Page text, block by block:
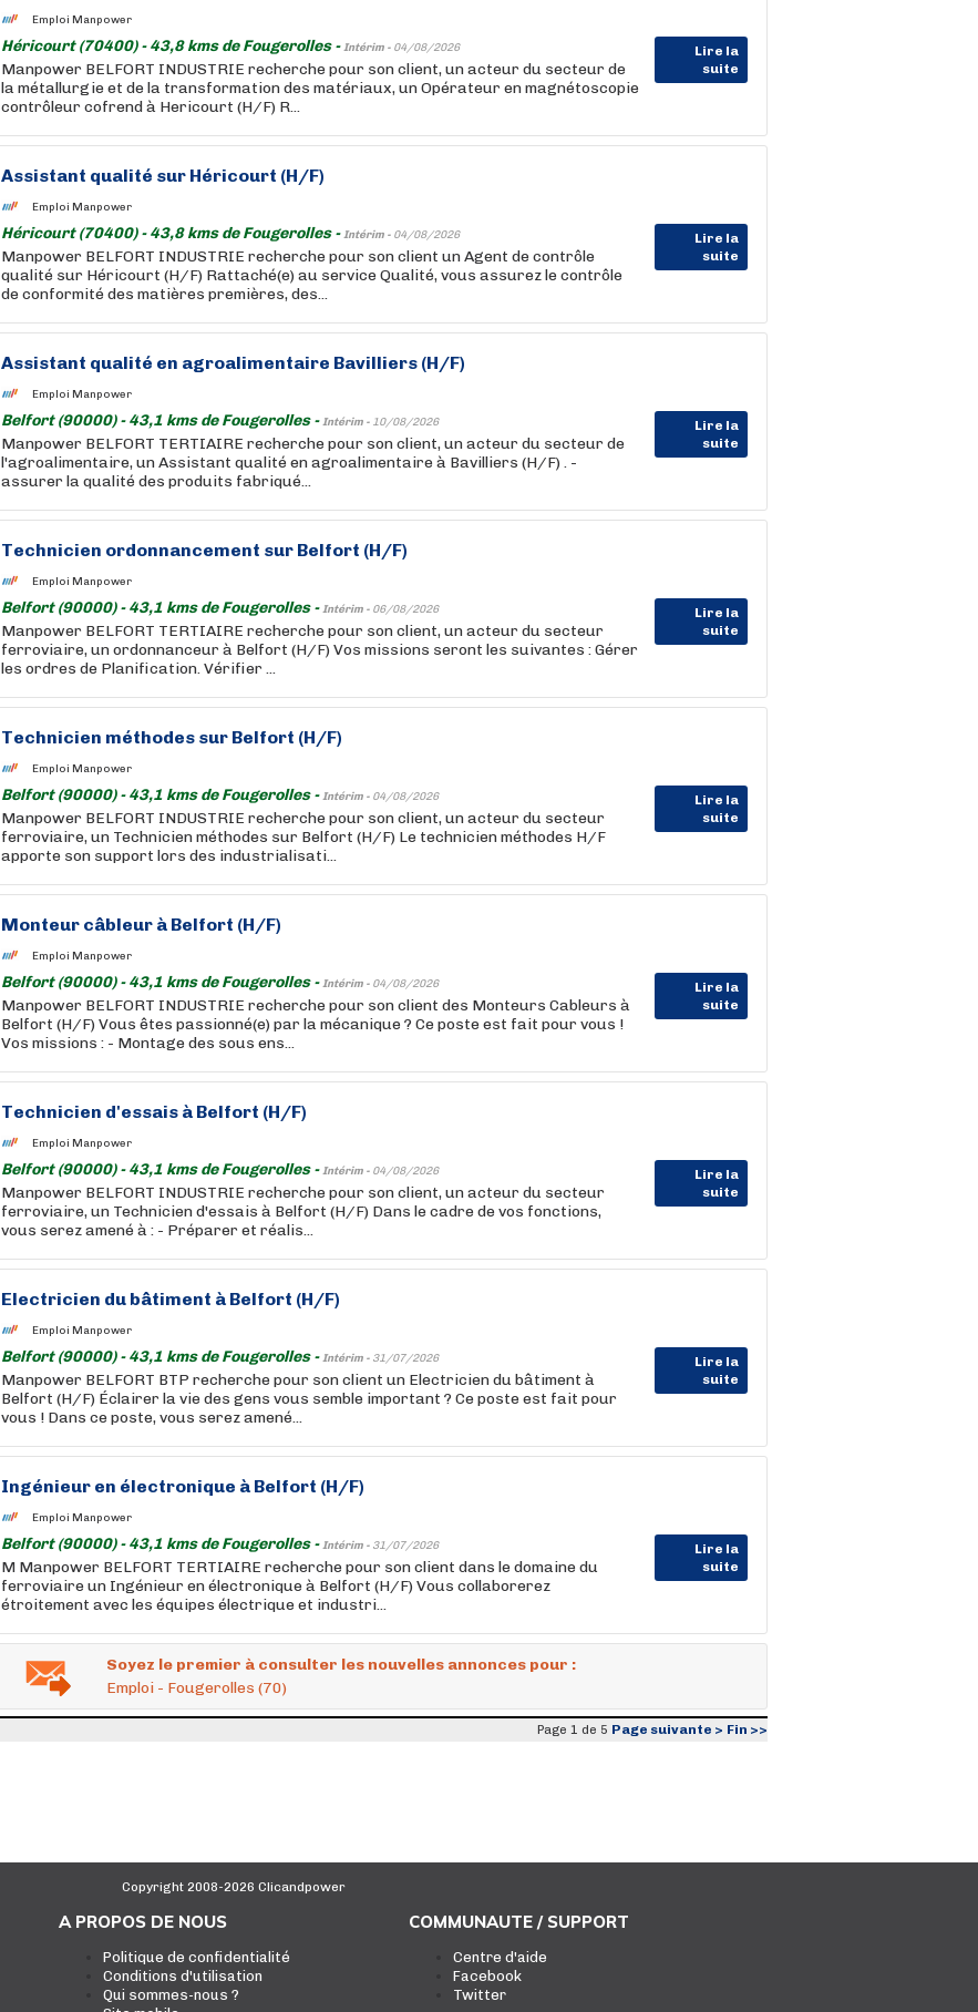
Emploi Manpower
Héricourt (70400) - 43,8 kms de Fougerolles -Intérim - 04/08/2026
Lire la
suite
Manpower BELFORT INDUSTRIE recherche pour son client, un acteur du secteur de
la métallurgie et de la transformation des matériaux, un Opérateur en magnétoscopie
contrôleur cofrend à Hericourt (H/F) R...
Assistant qualité sur Héricourt (H/F)
Emploi Manpower
Héricourt (70400) - 43,8 kms de Fougerolles -Intérim - 04/08/2026
Lire la
suite
Manpower BELFORT INDUSTRIE recherche pour son client un Agent de contrôle
qualité sur Héricourt (H/F) Rattaché(e) au service Qualité, vous assurez le contrôle
de conformité des matières premières, des...
Assistant qualité en agroalimentaire Bavilliers (H/F)
Emploi Manpower
Belfort (90000) - 43,1 kms de Fougerolles -Intérim - 10/08/2026
Lire la
suite
Manpower BELFORT TERTIAIRE recherche pour son client, un acteur du secteur de
l'agroalimentaire, un Assistant qualité en agroalimentaire à Bavilliers (H/F) . -
assurer la qualité des produits fabriqué...
Technicien ordonnancement sur Belfort (H/F)
Emploi Manpower
Belfort (90000) - 43,1 kms de Fougerolles -Intérim - 06/08/2026
Lire la
suite
Manpower BELFORT TERTIAIRE recherche pour son client, un acteur du secteur
ferroviaire, un ordonnanceur à Belfort (H/F) Vos missions seront les suivantes : Gérer
les ordres de Planification. Vérifier ...
Technicien méthodes sur Belfort (H/F)
Emploi Manpower
Belfort (90000) - 43,1 kms de Fougerolles -Intérim - 04/08/2026
Lire la
suite
Manpower BELFORT INDUSTRIE recherche pour son client, un acteur du secteur
ferroviaire, un Technicien méthodes sur Belfort (H/F) Le technicien méthodes H/F
apporte son support lors des industrialisati...
Monteur câbleur à Belfort (H/F)
Emploi Manpower
Belfort (90000) - 43,1 kms de Fougerolles -Intérim - 04/08/2026
Lire la
suite
Manpower BELFORT INDUSTRIE recherche pour son client des Monteurs Cableurs à
Belfort (H/F) Vous êtes passionné(e) par la mécanique ? Ce poste est fait pour vous !
Vos missions : - Montage des sous ens...
Technicien d'essais à Belfort (H/F)
Emploi Manpower
Belfort (90000) - 43,1 kms de Fougerolles -Intérim - 04/08/2026
Lire la
suite
Manpower BELFORT INDUSTRIE recherche pour son client, un acteur du secteur
ferroviaire, un Technicien d'essais à Belfort (H/F) Dans le cadre de vos fonctions,
vous serez amené à : - Préparer et réalis...
Electricien du bâtiment à Belfort (H/F)
Emploi Manpower
Belfort (90000) - 43,1 kms de Fougerolles -Intérim - 31/07/2026
Lire la
suite
Manpower BELFORT BTP recherche pour son client un Electricien du bâtiment à
Belfort (H/F) Éclairer la vie des gens vous semble important ? Ce poste est fait pour
vous ! Dans ce poste, vous serez amené...
Ingénieur en électronique à Belfort (H/F)
Emploi Manpower
Belfort (90000) - 43,1 kms de Fougerolles -Intérim - 31/07/2026
Lire la
suite
M Manpower BELFORT TERTIAIRE recherche pour son client dans le domaine du
ferroviaire un Ingénieur en électronique à Belfort (H/F) Vous collaborerez
étroitement avec les équipes électrique et industri...
Soyez le premier à consulter les nouvelles annonces pour :
Emploi - Fougerolles (70)
Page 1 de 5 Page suivante > Fin >>
Copyright 2008-2026 Clicandpower
A PROPOS DE NOUS
Politique de confidentialité
Conditions d'utilisation
Qui sommes-nous ?
COMMUNAUTE / SUPPORT
Centre d'aide
Facebook
Twitter